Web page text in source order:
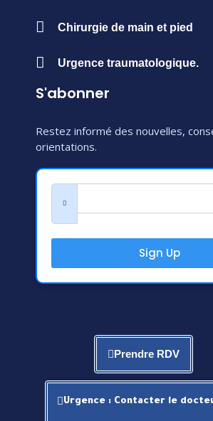
Chirurgie de main et pied
Urgence traumatologique.
S'abonner
Restez informé des nouvelles,
orientations.
Sign Up
Prendre RDV
Urgence : Contacter le